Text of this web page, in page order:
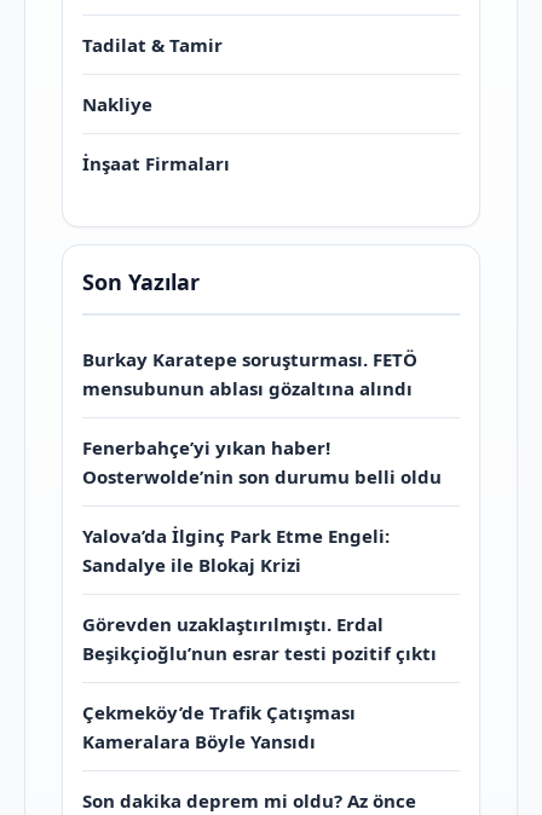
Tadilat & Tamir
Nakliye
İnşaat Firmaları
Son Yazılar
Burkay Karatepe soruşturması. FETÖ
mensubunun ablası gözaltına alındı
Fenerbahçe’yi yıkan haber!
Oosterwolde’nin son durumu belli oldu
Yalova’da İlginç Park Etme Engeli:
Sandalye ile Blokaj Krizi
Görevden uzaklaştırılmıştı. Erdal
Beşikçioğlu’nun esrar testi pozitif çıktı
Çekmeköy’de Trafik Çatışması
Kameralara Böyle Yansıdı
Son dakika deprem mi oldu? Az önce